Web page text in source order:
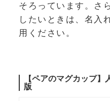
そろっています。さ
したいときは、名入
用ください。